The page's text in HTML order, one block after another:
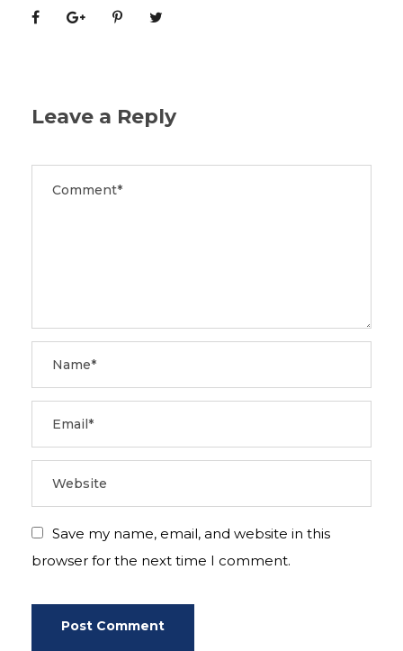
Leave a Reply
Save my name, email, and website in this
browser for the next time I comment.